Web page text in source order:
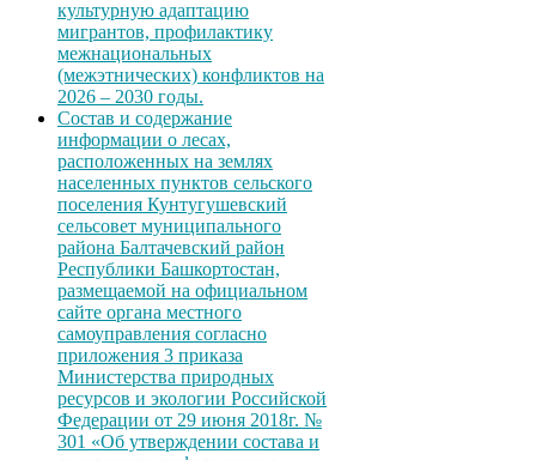
культурную адаптацию
мигрантов, профилактику
межнациональных
(межэтнических) конфликтов на
2026 – 2030 годы.
Состав и содержание
информации о лесах,
расположенных на землях
населенных пунктов сельского
поселения Кунтугушевский
сельсовет муниципального
района Балтачевский район
Республики Башкортостан,
размещаемой на официальном
сайте органа местного
самоуправления согласно
приложения 3 приказа
Министерства природных
ресурсов и экологии Российской
Федерации от 29 июня 2018г. №
301 «Об утверждении состава и